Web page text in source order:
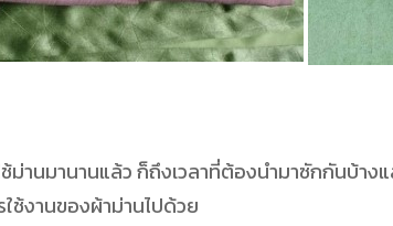
านมานานแล้ว ก็ถึงเวลาที่ต้องนำมาซักกันบ้าง
ช้งานของผ้าม่านไปด้วย